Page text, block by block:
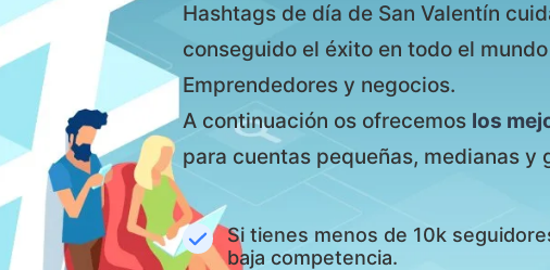
Hashtags de día de San Valentín
conseguido el éxito en todo el
Emprendedores y negocios.
A continuación os ofrecemos los
para cuentas pequeñas, medianas y
Si tienes menos de 10k
baja competencia.